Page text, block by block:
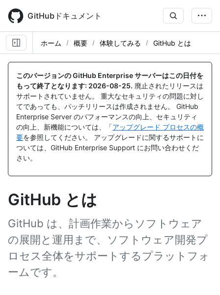
main
content
GitHubドキュメント
ホーム 概要 体験してみる GitHub とは
このバージョンの GitHub Enterprise サーバーはこの日付を
もって終了となります: 2026-08-25. 廃止されたリリースは
サポートされていません。 重大なセキュリティの問題に対し
てであっても、パッチリリースは作成されません。 GitHub
Enterprise Server のパフォーマンスの向上、セキュリティ
の向上、新機能については、「アップグレード プロセスの概
要を参照してください。 アップグレードに関するサポートに
ついては、GitHub Enterprise Support にお問い合わせくだ
さい。
GitHub とは
GitHub は、計画作業からソフトウェア
の展開と運用まで、ソフトウェア開発プ
ロセス全体をサポートするプラットフォ
ームです。